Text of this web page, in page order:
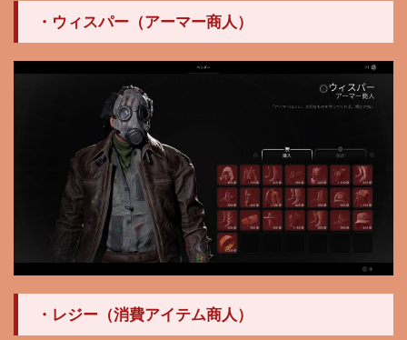
・ウィスパー（アーマー商人）
・レジー（消費アイテム商人）